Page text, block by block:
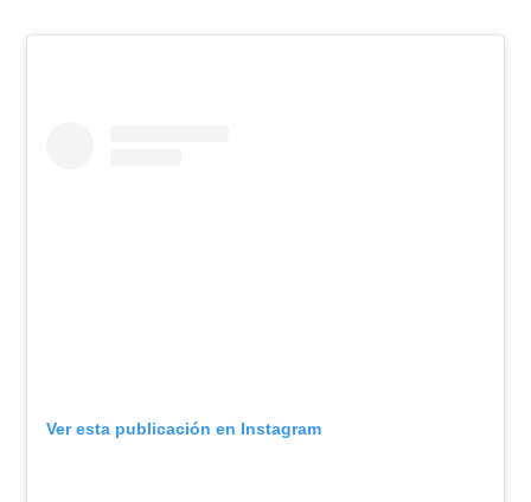
Ver esta publicación en Instagram